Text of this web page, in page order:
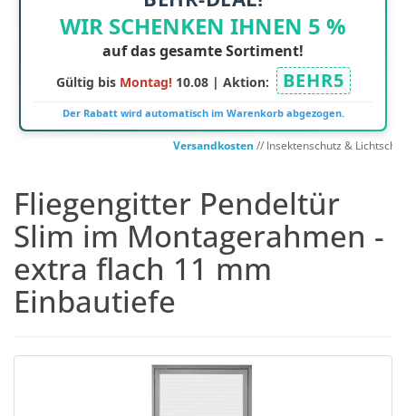
WIR SCHENKEN IHNEN 5 %
auf das gesamte Sortiment!
Gültig bis Montag!10.08 | Aktion: BEHR5
Der Rabatt wird automatisch im Warenkorb abgezogen.
Versandkosten// Insektenschutz &
Fliegengitter Pendeltür
Slim im Montagerahmen -
extra flach 11 mm
Einbautiefe